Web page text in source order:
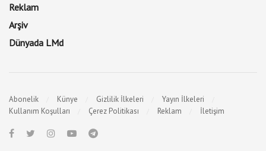
Reklam
Arşiv
Dünyada LMd
Abonelik Künye Gizlilik İlkeleri
Yayın İlkeleri
Kullanım Koşulları
Çerez Politikası Reklam İletişim